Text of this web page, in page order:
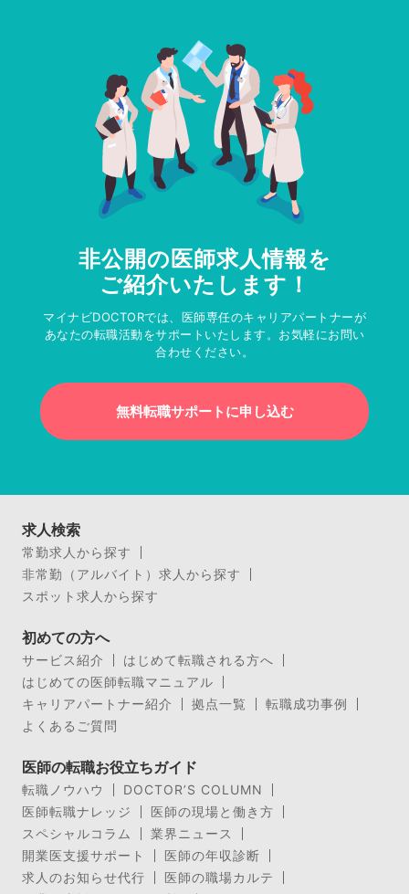
非公開の医師求人情報を
ご紹介いたします！
マイナビDOCTORでは、医師専任のキャリアパートナーが
あなたの転職活動をサポートいたします。お気軽にお問い
合わせください。
無料転職サポートに申し込む
求人検索
常勤求人から探す
非常勤（アルバイト）求人から探す
スポット求人から探す
初めての方へ
サービス紹介
はじめて転職される方へ
はじめての医師転職マニュアル
キャリアパートナー紹介
拠点一覧
転職成功事例
よくあるご質問
医師の転職お役立ちガイド
転職ノウハウ
DOCTOR’S COLUMN
医師転職ナレッジ
医師の現場と働き方
スペシャルコラム
業界ニュース
開業医支援サポート
医師の年収診断
求人のお知らせ代行
医師の職場カルテ